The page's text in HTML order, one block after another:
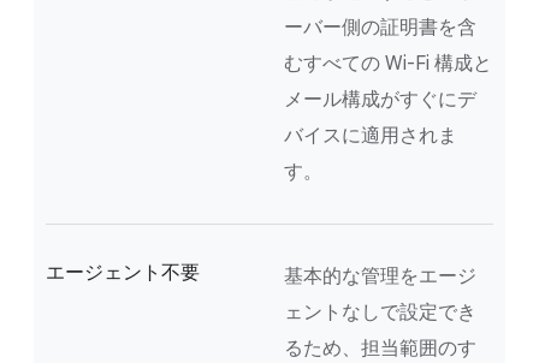
ーバー側の証明書を含
むすべての Wi-Fi 構成と
メール構成がすぐにデ
バイスに適用されま
す。
エージェント不要
基本的な管理をエージ
ェントなしで設定でき
るため、担当範囲のす